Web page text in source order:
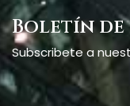
Boletín
Subscribete a